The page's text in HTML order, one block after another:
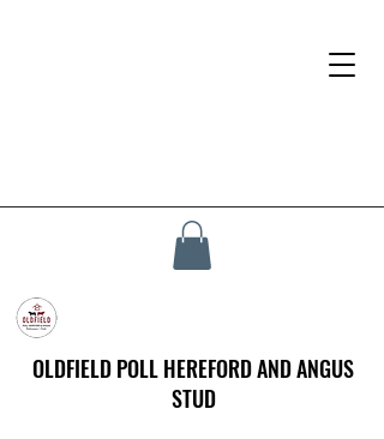
OLDFIELD POLL HEREFORD AND ANGUS
STUD